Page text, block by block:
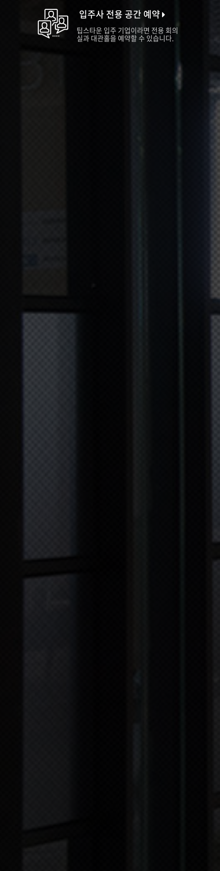
입주사 전용 공간 예약
팁스타운 입주 기업이라면 전용 회의
실과 대관홀을 예약할 수 있습니다.